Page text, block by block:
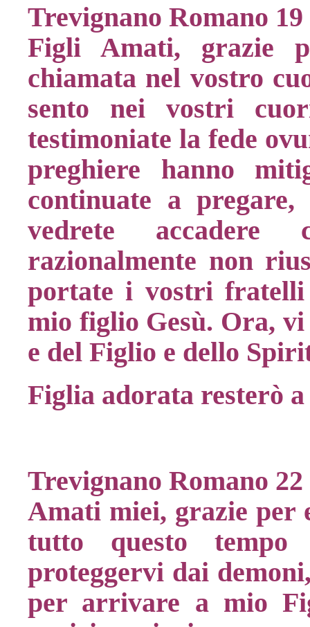
Trevignano Romano 19
Figli Amati, grazie
chiamata nel vostro
sento nei vostri
testimoniate la fede
preghiere hanno
continuate a
vedrete accadere
razionalmente non
portate i vostri fratelli
mio figlio Gesù. Ora, vi
e del Figlio e dello
Figlia adorata resterò
Trevignano Romano 22
Amati miei, grazie per
tutto questo
proteggervi dai
per arrivare a mio